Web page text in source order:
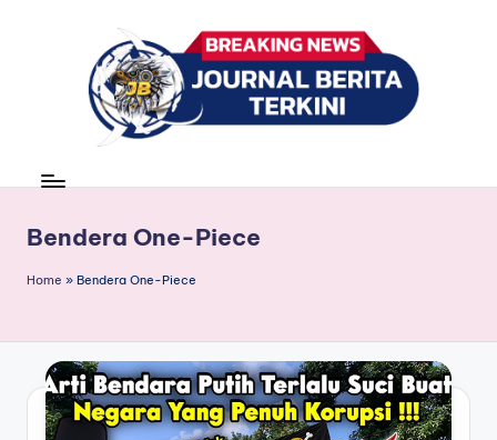
r
n
l
B
e
news
Bendera One-Piece
Home » Bendera One-Piece